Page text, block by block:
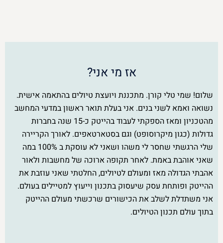
אז מי אני?
שלום! שמי טלי קורן. מתכננת ויועצת טיולים בהתאמה אישית.
נשואה ואמא לשני בנים. אני בעלת תואר ראשון במדעי המחשב
מהטכניון ומאז הספקתי לעבוד בהייטק כ-15 שנה בחברות
גדולות (כגון מיקרוסופט) וגם בסטארטאפים. לאורך הקריירה
שלי הרגשתי שחסר לי משהו ושאני לא עוסקת ב 100% במה
שאני אוהבת באמת. לאחר תקופה ארוכה של מחשבות ולאור
אהבתי הגדולה מאז ומעולם לטיולים, החלטתי שאני עוזבת את
ההייטק ופותחת עסק שיעסוק בתכנון וייעוץ למטיילים בעולם.
אני משתדלת לשלב את הכישורים שרכשתי מעולם ההייטק
בתוך עולם תכנון הטיולים.